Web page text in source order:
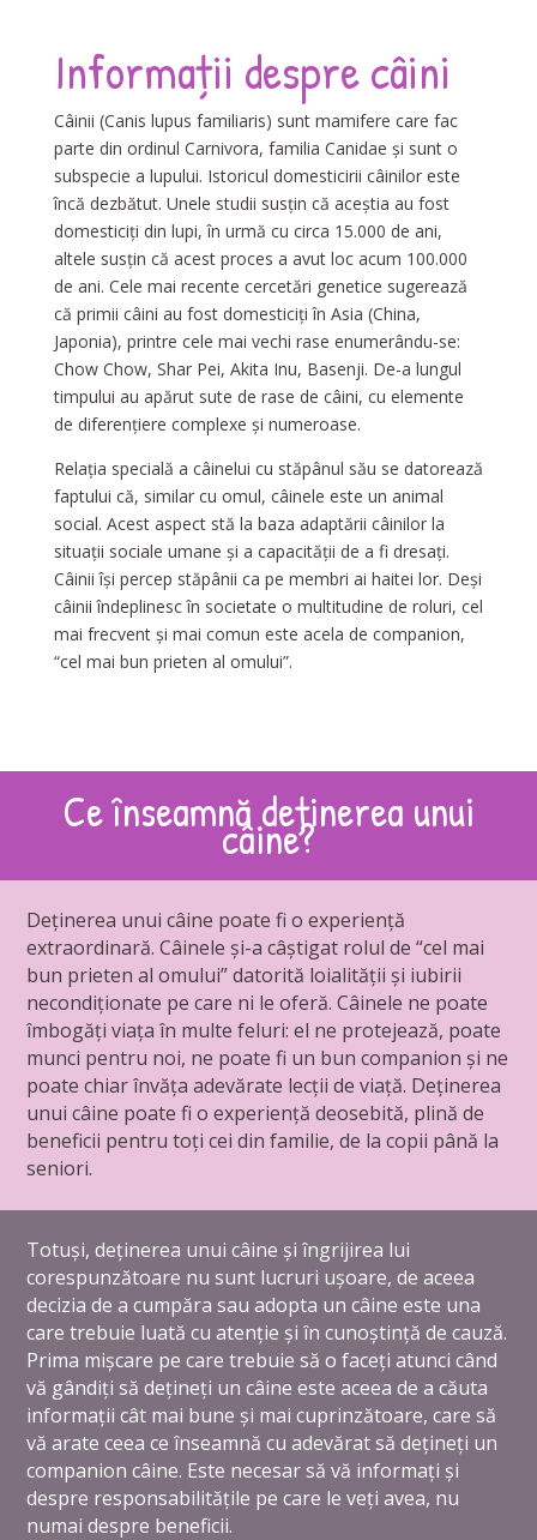
Informații despre câini
Câinii (Canis lupus familiaris) sunt mamifere care fac
parte din ordinul Carnivora, familia Canidae și sunt o
subspecie a lupului. Istoricul domesticirii câinilor este
încă dezbătut. Unele studii susțin că aceștia au fost
domesticiți din lupi, în urmă cu circa 15.000 de ani,
altele susțin că acest proces a avut loc acum 100.000
de ani. Cele mai recente cercetări genetice sugerează
că primii câini au fost domesticiți în Asia (China,
Japonia), printre cele mai vechi rase enumerându-se:
Chow Chow, Shar Pei, Akita Inu, Basenji. De-a lungul
timpului au apărut sute de rase de câini, cu elemente
de diferențiere complexe și numeroase.
Relația specială a câinelui cu stăpânul său se datorează
faptului că, similar cu omul, câinele este un animal
social. Acest aspect stă la baza adaptării câinilor la
situații sociale umane și a capacității de a fi dresați.
Câinii își percep stăpânii ca pe membri ai haitei lor. Deși
câinii îndeplinesc în societate o multitudine de roluri, cel
mai frecvent și mai comun este acela de companion,
“cel mai bun prieten al omului”.
Ce înseamnă deținerea unui
câine?
Deținerea unui câine poate fi o experiență
extraordinară. Câinele și-a câștigat rolul de “cel mai
bun prieten al omului” datorită loialității și iubirii
necondiționate pe care ni le oferă. Câinele ne poate
îmbogăți viața în multe feluri: el ne protejează, poate
munci pentru noi, ne poate fi un bun companion și ne
poate chiar învăța adevărate lecții de viață. Deținerea
unui câine poate fi o experiență deosebită, plină de
beneficii pentru toți cei din familie, de la copii până la
seniori.
Totuși, deținerea unui câine și îngrijirea lui
corespunzătoare nu sunt lucruri ușoare, de aceea
decizia de a cumpăra sau adopta un câine este una
care trebuie luată cu atenție și în cunoștință de cauză.
Prima mișcare pe care trebuie să o faceți atunci când
vă gândiți să dețineți un câine este aceea de a căuta
informații cât mai bune și mai cuprinzătoare, care să
vă arate ceea ce înseamnă cu adevărat să dețineți un
companion câine. Este necesar să vă informați și
despre responsabilitățile pe care le veți avea, nu
numai despre beneficii.